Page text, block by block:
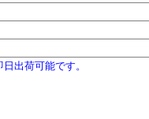
出荷可能です。